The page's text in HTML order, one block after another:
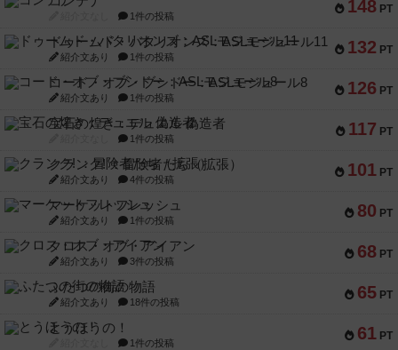
148 PT
1件の投稿
132 PT
ドゥームド・バタリオンズ：ASLモジュール11
紹介文あり 1件の投稿
126 PT
コード・オブ・ブシドー：ASLモジュール8
紹介文あり 1件の投稿
117 PT
宝石の煌き：デュエル 偽造者
1件の投稿
101 PT
クランク! ：冒険者たち（拡張）
紹介文あり 4件の投稿
80 PT
マーケットフレッシュ
紹介文あり 1件の投稿
68 PT
クロス・オブ・アイアン
紹介文あり 3件の投稿
65 PT
ふたつの街の物語
紹介文あり 18件の投稿
61 PT
とうほうの！
1件の投稿